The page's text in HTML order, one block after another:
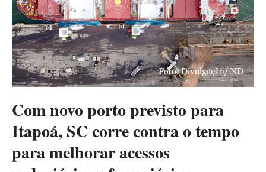
Com novo porto previsto para
Itapoá, SC corre contra o tempo
para melhorar acessos